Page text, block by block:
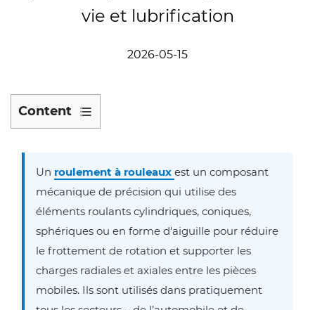
vie et lubrification
2026-05-15
Content
1
Que
sont
roulements
rouleaux
Un roulement à rouleaux est un composant
mécanique de précision qui utilise des
éléments roulants cylindriques, coniques,
sphériques ou en forme d'aiguille pour réduire
le frottement de rotation et supporter les
charges radiales et axiales entre les pièces
mobiles. Ils sont utilisés dans pratiquement